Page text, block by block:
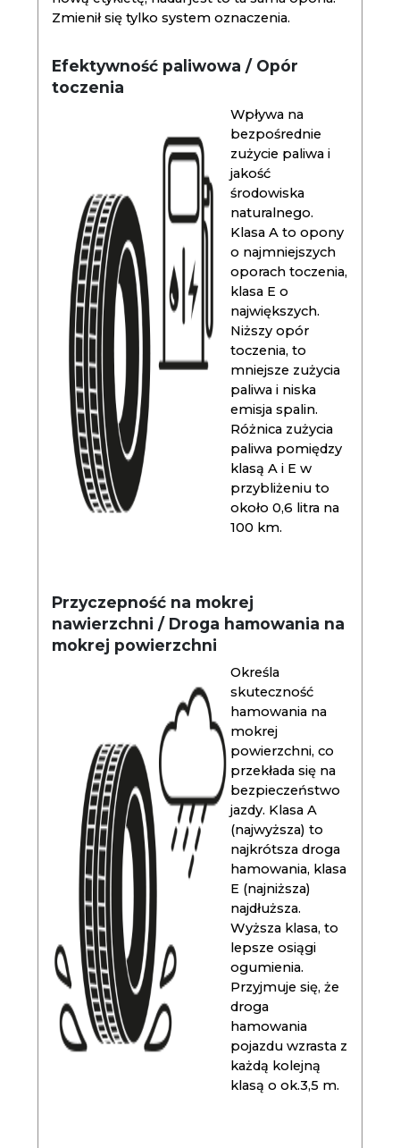
Zmienił się tylko system oznaczenia.
Efektywność paliwowa / Opór
toczenia
Wpływa na
bezpośrednie
zużycie paliwa i
jakość
środowiska
naturalnego.
Klasa A to opony
o najmniejszych
oporach toczenia,
klasa E o
największych.
Niższy opór
toczenia, to
mniejsze zużycia
paliwa i niska
emisja spalin.
Różnica zużycia
paliwa pomiędzy
klasą A i E w
przybliżeniu to
około 0,6 litra na
100 km.
Przyczepność na mokrej
nawierzchni / Droga hamowania na
mokrej powierzchni
Określa
skuteczność
hamowania na
mokrej
powierzchni, co
przekłada się na
bezpieczeństwo
jazdy. Klasa A
(najwyższa) to
najkrótsza droga
hamowania, klasa
E (najniższa)
najdłuższa.
Wyższa klasa, to
lepsze osiągi
ogumienia.
Przyjmuje się, że
droga
hamowania
pojazdu wzrasta z
każdą kolejną
klasą o ok.3,5 m.